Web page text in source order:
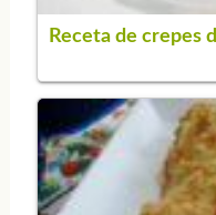
Receta de crepes